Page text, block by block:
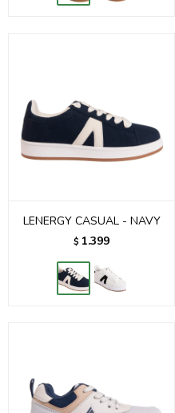
LENERGY CASUAL - NAVY
$ 1.399